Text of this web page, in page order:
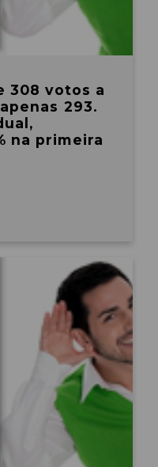
308 votos a
293.
na primeira